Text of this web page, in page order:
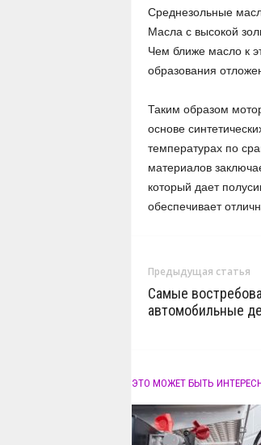
Среднезольные
Масла с высокой
Чем ближе масло к
образования
Таким образом
основе
температурах по
материалов
который дает
обеспечивает
Предыдущая статья
Самые
автомобильные
ЭТО МОЖЕТ БЫТЬ